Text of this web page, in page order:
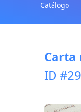
Catálogo
Carta
ID